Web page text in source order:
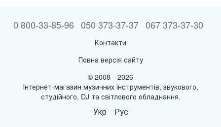
0 800-33-85-96 050 373-37-37 067 373-37-30
Контакти
Повна версія сайту
© 2008—2026
Інтернет-магазин музичних інструментів, звукового,
студійного, DJ та світлового обладнання.
Укр Рус